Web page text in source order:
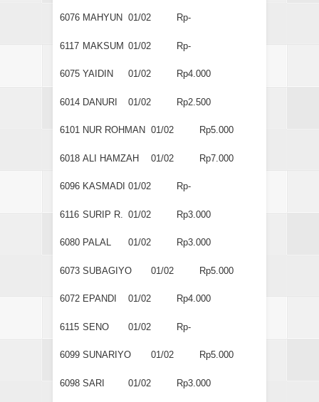
6076 MAHYUN 01/02 Rp-
6117 MAKSUM 01/02 Rp-
6075 YAIDIN 01/02 Rp4.000
6014 DANURI 01/02 Rp2.500
6101 NUR ROHMAN 01/02 Rp5.000
6018 ALI HAMZAH 01/02 Rp7.000
6096 KASMADI 01/02 Rp-
6116 SURIP R. 01/02 Rp3.000
6080 PALAL 01/02 Rp3.000
6073 SUBAGIYO 01/02 Rp5.000
6072 EPANDI 01/02 Rp4.000
6115 SENO 01/02 Rp-
6099 SUNARIYO 01/02 Rp5.000
6098 SARI 01/02 Rp3.000